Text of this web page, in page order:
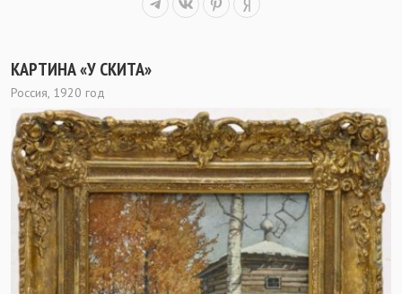
КАРТИНА «У СКИТА»
Россия, 1920 год